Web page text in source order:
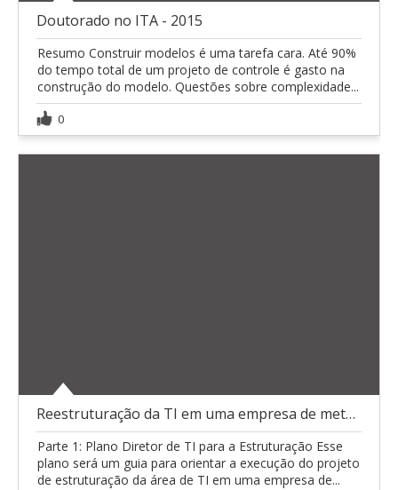
Doutorado no ITA - 2015
Resumo Construir modelos é uma tarefa cara. Até 90%
do tempo total de um projeto de controle é gasto na
construção do modelo. Questões sobre complexidade...
0
Reestruturação da TI em uma empresa de metalurgia
Parte 1: Plano Diretor de TI para a Estruturação Esse
plano será um guia para orientar a execução do projeto
de estruturação da área de TI em uma empresa de...